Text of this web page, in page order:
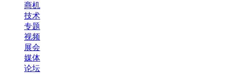
商机
技术
专题
视频
展会
媒体
论坛